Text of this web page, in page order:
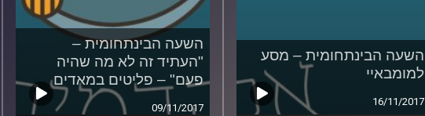
השעה הבינתחומית – מסע
למומבאיי
16/11/2017
השעה הבינתחומית –
"העתיד זה לא מה שהיה
פעם" – פליטים במאדים
09/11/2017